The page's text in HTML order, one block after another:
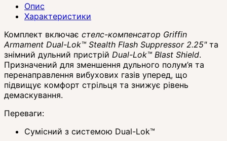
Опис
Характеристики
Комплект включає стелс-компенсатор Griffin
Armament Dual-Lok™ Stealth Flash Suppressor 2.25"та
знімний дульний пристрій Dual-Lok™ Blast Shield.
Призначений для зменшення дульного полум’я та
перенаправлення вибухових газів уперед, що
підвищує комфорт стрільця та знижує рівень
демаскування.
Переваги:
Сумісний з системою Dual-Lok™